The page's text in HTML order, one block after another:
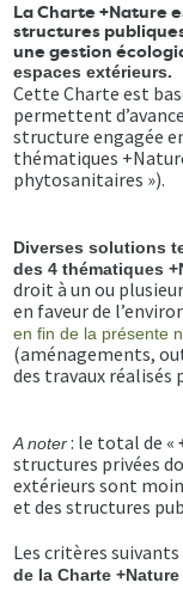
La Charte +Nature
structures
une gestion
espaces extérieurs.
Cette Charte est
permettent
structure engagée
thématiques
phytosanitaires »).
Diverses solutions
des 4 thématiques
droit à un ou
en faveur de
en fin de la présente
(aménagements,
des travaux réalisés
A noter: le total de «
structures privées
extérieurs sont
et des structures
Les critères
de la Charte +Nature